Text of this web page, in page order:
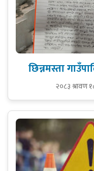
छिन्नमस्ता
२०८३ श्रावण